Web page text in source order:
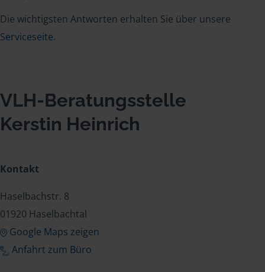
Die wichtigsten Antworten erhalten Sie über unsere
Serviceseite.
VLH-Beratungsstelle
Kerstin Heinrich
Kontakt
Haselbachstr. 8
01920 Haselbachtal
Google Maps zeigen
Anfahrt zum Büro